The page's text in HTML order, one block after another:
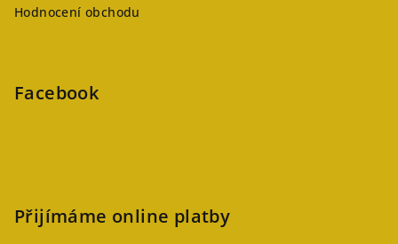
Hodnocení obchodu
Facebook
Přijímáme online platby